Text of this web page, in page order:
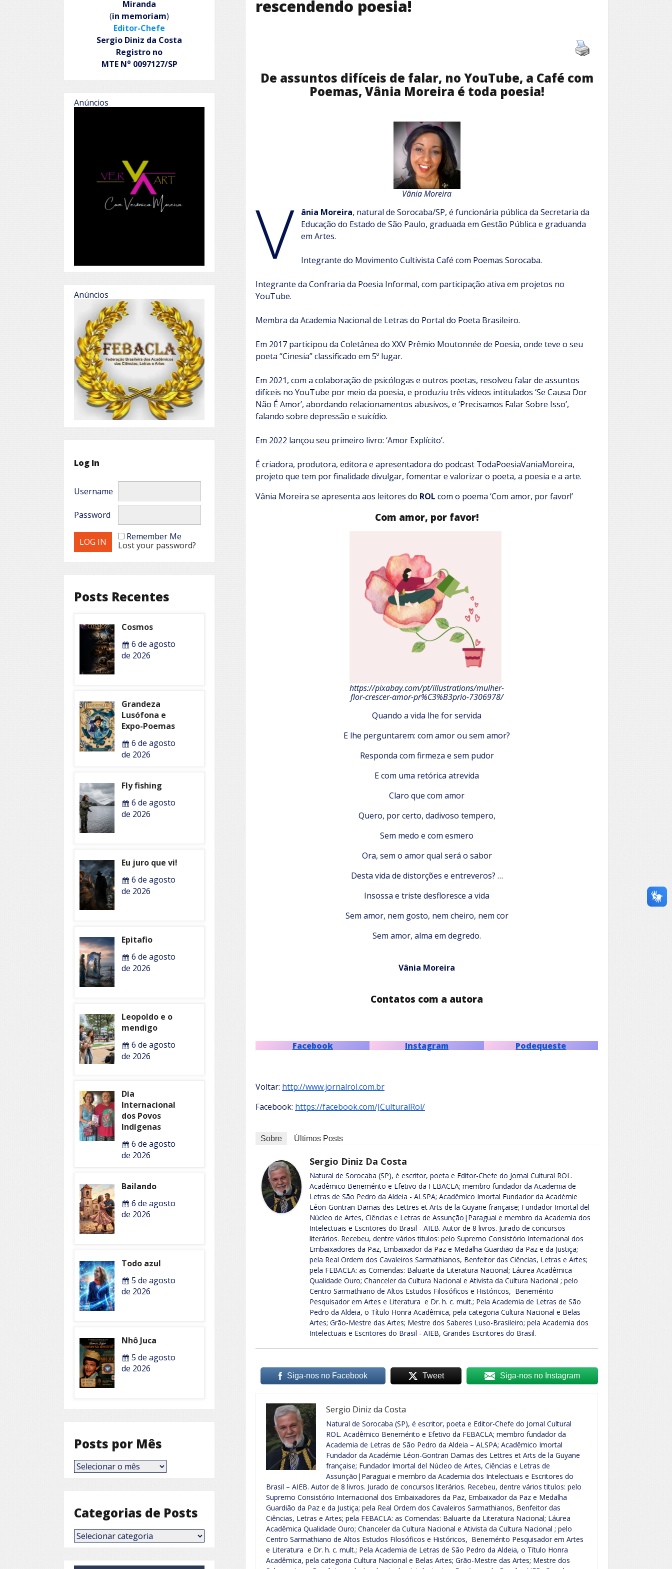
rescendendo poesia!
De assuntos difíceis de falar, no YouTube, a Café com
Poemas, Vânia Moreira é toda poesia!
Vânia Moreira
V ânia Moreira, natural de Sorocaba/SP, é funcionária pública da Secretaria da
Educação do Estado de São Paulo, graduada em Gestão Pública e graduanda
em Artes.
Integrante do Movimento Cultivista Café com Poemas Sorocaba.
Integrante da Confraria da Poesia Informal, com participação ativa em projetos no
YouTube.
Membra da Academia Nacional de Letras do Portal do Poeta Brasileiro.
Em 2017 participou da Coletânea do XXV Prêmio Moutonnée de Poesia, onde teve o seu
poeta “Cinesia” classificado em 5º lugar.
Em 2021, com a colaboração de psicólogas e outros poetas, resolveu falar de assuntos
difíceis no YouTube por meio da poesia, e produziu três vídeos intitulados ‘Se Causa Dor
Não É Amor’, abordando relacionamentos abusivos, e ‘Precisamos Falar Sobre Isso’,
falando sobre depressão e suicídio.
Em 2022 lançou seu primeiro livro: ‘Amor Explícito’.
É criadora, produtora, editora e apresentadora do podcast TodaPoesiaVaniaMoreira,
projeto que tem por finalidade divulgar, fomentar e valorizar o poeta, a poesia e a arte.
Vânia Moreira se apresenta aos leitores do ROL com o poema ‘Com amor, por favor!’
Com amor, por favor!
https://pixabay.com/pt/illustrations/mulher-
flor-crescer-amor-pr%C3%B3prio-7306978/
Quando a vida lhe for servida
E lhe perguntarem: com amor ou sem amor?
Responda com firmeza e sem pudor
E com uma retórica atrevida
Claro que com amor
Quero, por certo, dadivoso tempero,
Sem medo e com esmero
Ora, sem o amor qual será o sabor
Desta vida de distorções e entreveros? …
Insossa e triste desfloresce a vida
Sem amor, nem gosto, nem cheiro, nem cor
Sem amor, alma em degredo.
Vânia Moreira
Contatos com a autora
Facebook Instagram Podequeste
Voltar: http://www.jornalrol.com.br
Facebook: https://facebook.com/JCulturalRol/
Sobre Últimos Posts
Sergio Diniz Da Costa
Natural de Sorocaba (SP), é escritor, poeta e Editor-Chefe do Jornal Cultural ROL.
Acadêmico Benemérito e Efetivo da FEBACLA; membro fundador da Academia de
Letras de São Pedro da Aldeia - ALSPA; Acadêmico Imortal Fundador da Académie
Léon-Gontran Damas des Lettres et Arts de la Guyane française; Fundador Imortal del
Núcleo de Artes, Ciências e Letras de Assunção|Paraguai e membro da Academia dos
Intelectuais e Escritores do Brasil - AIEB. Autor de 8 livros. Jurado de concursos
literários. Recebeu, dentre vários titulos: pelo Supremo Consistório Internacional dos
Embaixadores da Paz, Embaixador da Paz e Medalha Guardião da Paz e da Justiça;
pela Real Ordem dos Cavaleiros Sarmathianos, Benfeitor das Ciências, Letras e Artes;
pela FEBACLA: as Comendas: Baluarte da Literatura Nacional; Láurea Acadêmica
Qualidade Ouro; Chanceler da Cultura Nacional e Ativista da Cultura Nacional ; pelo
Centro Sarmathiano de Altos Estudos Filosóficos e Históricos, Benemérito
Pesquisador em Artes e Literatura e Dr. h. c. mult.; Pela Academia de Letras de São
Pedro da Aldeia, o Título Honra Acadêmica, pela categoria Cultura Nacional e Belas
Artes; Grão-Mestre das Artes; Mestre dos Saberes Luso-Brasileiro; pela Academia dos
Intelectuais e Escritores do Brasil - AIEB, Grandes Escritores do Brasil.
Siga-nos no Facebook Tweet Siga-nos no Instagram
Sergio Diniz da Costa
Natural de Sorocaba (SP), é escritor, poeta e Editor-Chefe do Jornal Cultural
ROL. Acadêmico Benemérito e Efetivo da FEBACLA; membro fundador da
Academia de Letras de São Pedro da Aldeia – ALSPA; Acadêmico Imortal
Fundador da Académie Léon-Gontran Damas des Lettres et Arts de la Guyane
française; Fundador Imortal del Núcleo de Artes, Ciências e Letras de
Assunção|Paraguai e membro da Academia dos Intelectuais e Escritores do
Brasil – AIEB. Autor de 8 livros. Jurado de concursos literários. Recebeu, dentre vários titulos: pelo
Supremo Consistório Internacional dos Embaixadores da Paz, Embaixador da Paz e Medalha
Guardião da Paz e da Justiça; pela Real Ordem dos Cavaleiros Sarmathianos, Benfeitor das
Ciências, Letras e Artes; pela FEBACLA: as Comendas: Baluarte da Literatura Nacional; Láurea
Acadêmica Qualidade Ouro; Chanceler da Cultura Nacional e Ativista da Cultura Nacional ; pelo
Centro Sarmathiano de Altos Estudos Filosóficos e Históricos, Benemérito Pesquisador em Artes
e Literatura e Dr. h. c. mult.; Pela Academia de Letras de São Pedro da Aldeia, o Título Honra
Acadêmica, pela categoria Cultura Nacional e Belas Artes; Grão-Mestre das Artes; Mestre dos
Miranda
(in memoriam)
Editor-Chefe
Sergio Diniz da Costa
Registro no
MTE No 0097127/SP
Anúncios
Anúncios
Log In
Username
Password
Remember Me
Lost your password?
Posts Recentes
Cosmos
6 de agosto
de 2026
Grandeza
Lusófona e
Expo-Poemas
6 de agosto
de 2026
Fly fishing
6 de agosto
de 2026
Eu juro que vi!
6 de agosto
de 2026
Epitafio
6 de agosto
de 2026
Leopoldo e o
mendigo
6 de agosto
de 2026
Dia
Internacional
dos Povos
Indígenas
6 de agosto
de 2026
Bailando
6 de agosto
de 2026
Todo azul
5 de agosto
de 2026
Nhô Juca
5 de agosto
de 2026
Posts por Mês
Posts
por
Categorias de Posts
Categorias
de